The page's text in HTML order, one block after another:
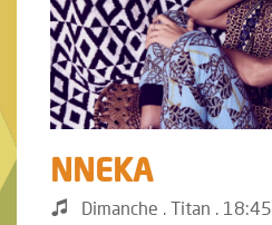
NNEKA
Dimanche . Titan .